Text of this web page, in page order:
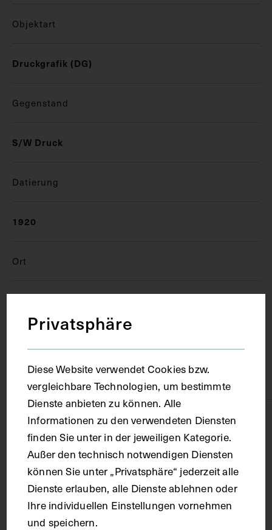
Objektart
Druckgrafik (DG)
Gegenstand
S/W Druck
Datierung
1920
Ort
Technik
Fotografie
Privatsphäre
Diese Website verwendet Cookies bzw.
vergleichbare Technologien, um bestimmte
Dienste anbieten zu können. Alle
Informationen zu den verwendeten Diensten
finden Sie unter in der jeweiligen Kategorie.
Außer den technisch notwendigen Diensten
können Sie unter „Privatsphäre“ jederzeit alle
Dienste erlauben, alle Dienste ablehnen oder
Ihre individuellen Einstellungen vornehmen
und speichern.